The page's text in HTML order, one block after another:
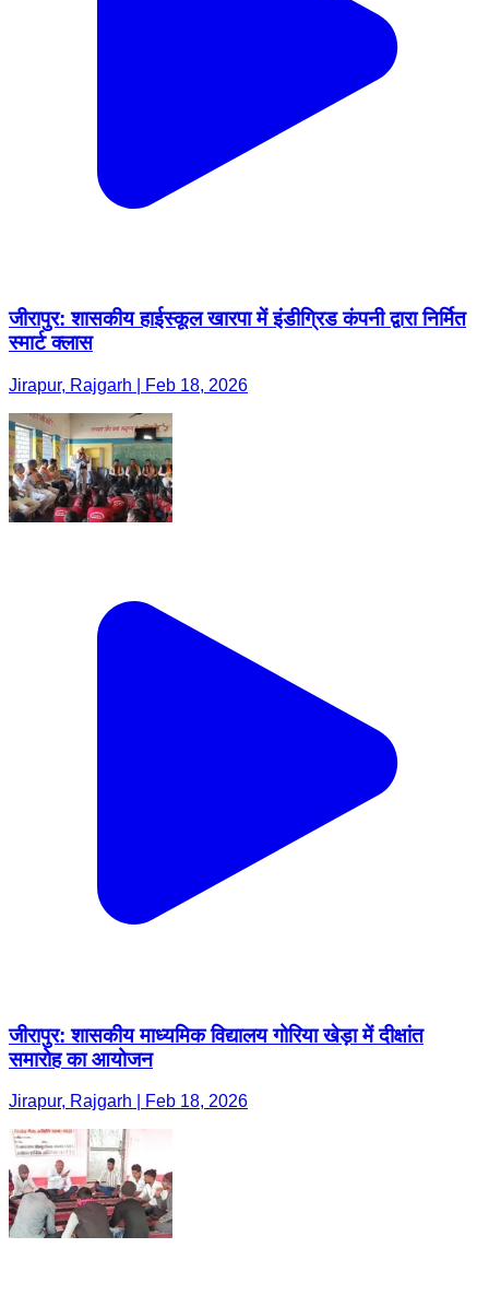
जीरापुर: शासकीय हाईस्कूल खारपा में इंडीग्रिड कंपनी द्वारा निर्मित
स्मार्ट क्लास
Jirapur, Rajgarh | Feb 18, 2026
जीरापुर: शासकीय माध्यमिक विद्यालय गोरिया खेड़ा में दीक्षांत
समारोह का आयोजन
Jirapur, Rajgarh | Feb 18, 2026